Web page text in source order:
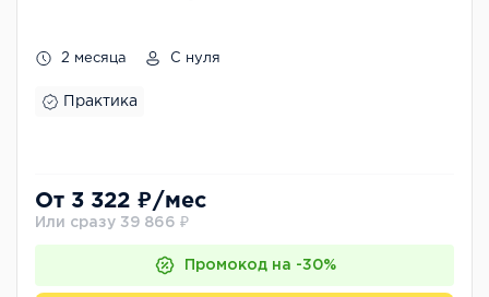
2 месяца С нуля
Практика
От 3 322 ₽/мес
Или сразу 39 866 ₽
Промокод на -30%